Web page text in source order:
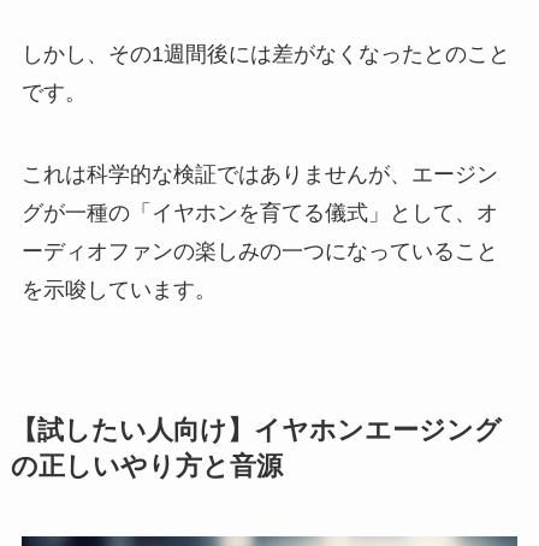
しかし、その1週間後には差がなくなったとのこと
です。
これは科学的な検証ではありませんが、エージン
グが一種の「イヤホンを育てる儀式」として、オ
ーディオファンの楽しみの一つになっていること
を示唆しています。
【試したい人向け】イヤホンエージング
の正しいやり方と音源